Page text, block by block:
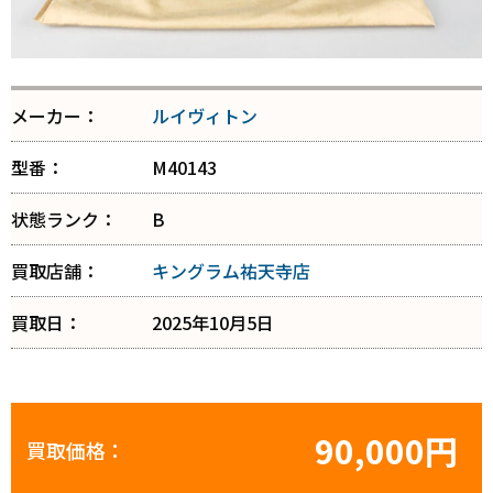
メーカー：
ルイヴィトン
型番：
M40143
状態ランク：
B
買取店舗：
キングラム祐天寺店
買取日：
2025年10月5日
買取価格： 90,000円